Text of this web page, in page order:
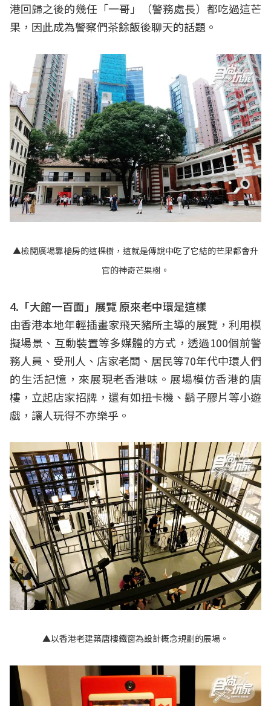
港回歸之後的幾任「一哥」（警務處長）都吃過這芒
果，因此成為警察們茶餘飯後聊天的話題。
▲檢閱廣場靠槍房的這棵樹，這就是傳說中吃了它結的芒果都會升
官的神奇芒果樹。
4.「大館一百面」展覽 原來老中環是這樣
由香港本地年輕插畫家飛天豬所主導的展覽，利用模
擬場景、互動裝置等多媒體的方式，透過100個前警
務人員、受刑人、店家老闆、居民等70年代中環人們
的生活記憶，來展現老香港味。展場模仿香港的唐
樓，立起店家招牌，還有如扭卡機、鬍子膠片等小遊
戲，讓人玩得不亦樂乎。
▲以香港老建築唐樓鐵窗為設計概念規劃的展場。